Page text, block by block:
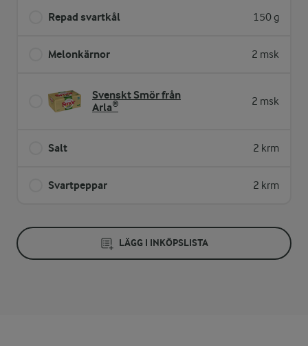
Repad svartkål 150 g
Melonkärnor 2 msk
Svenskt Smör från
Arla®
2 msk
Salt 2 krm
Svartpeppar 2 krm
LÄGG I INKÖPSLISTA